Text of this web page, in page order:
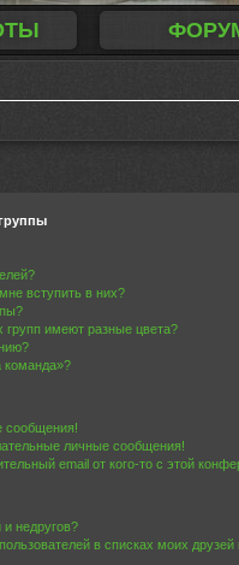
вступить в них?
групп имеют разные цвета?
команда»?
сообщения!
личные сообщения!
email от кого-то с этой
и недругов?
в списках моих друзей